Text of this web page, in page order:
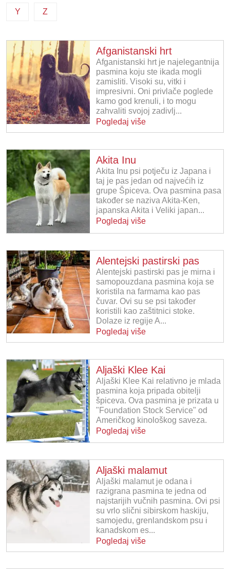
Y Z
Afganistanski hrt
Afganistanski hrt je najelegantnija
pasmina koju ste ikada mogli
zamisliti. Visoki su, vitki i
impresivni. Oni privlače poglede
kamo god krenuli, i to mogu
zahvaliti svojoj zadivlj...
Pogledaj više
Akita Inu
Akita Inu psi potječu iz Japana i
taj je pas jedan od najvećih iz
grupe Špiceva. Ova pasmina pasa
također se naziva Akita-Ken,
japanska Akita i Veliki japan...
Pogledaj više
Alentejski pastirski pas
Alentejski pastirski pas je mirna i
samopouzdana pasmina koja se
koristila na farmama kao pas
čuvar. Ovi su se psi također
koristili kao zaštitnici stoke.
Dolaze iz regije A...
Pogledaj više
Aljaški Klee Kai
Aljaški Klee Kai relativno je mlada
pasmina koja pripada obitelji
špiceva. Ova pasmina je prizata u
"Foundation Stock Service" od
Američkog kinološkog saveza.
Pogledaj više
Aljaški malamut
Aljaški malamut je odana i
razigrana pasmina te jedna od
najstarijih vučnih pasmina. Ovi psi
su vrlo slični sibirskom haskiju,
samojedu, grenlandskom psu i
kanadskom es...
Pogledaj više